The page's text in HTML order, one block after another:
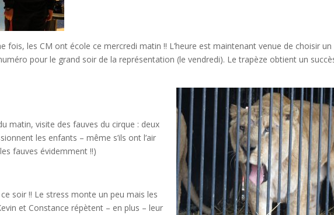
fois, les CM ont école ce mercredi matin !! L’heure est maintenant venue de choisir un
pour le grand soir de la représentation (le vendredi). Le trapèze obtient un
matin, visite des fauves du cirque : deux
les enfants – même s’ils ont l’air
fauves évidemment !!)
soir !! Le stress monte un peu mais les
et Constance répètent – en plus – leur